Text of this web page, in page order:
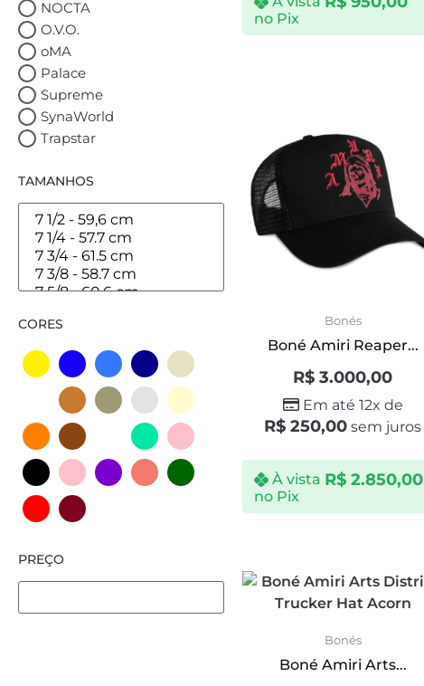
NOCTA
O.V.O.
oMA
Palace
Supreme
SynaWorld
Trapstar
TAMANHOS
CORES
PREÇO
no Pix
Bonés
Boné Amiri Reaper...
R$ 3.000,00
Em até 12x de
R$ 250,00 sem juros
À vista R$ 2.850,00
no Pix
Bonés
Boné Amiri Arts...